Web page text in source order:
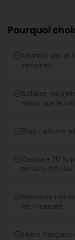
Pourquoi
Chantier sec et
semaines
Isolation
mieux que le
Bilan carbone
Ossature 30 %
terrains difficiles
Ambiance
de l'humidité
Filière française